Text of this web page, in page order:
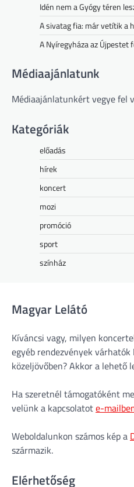
Idén nem a Gyógy téren
A sivatag fia: már vetítik a
A Nyíregyháza az Újpestet
Médiaajánlatunk
Médiaajánlatunkért vegye fel
Kategóriák
előadás
hírek
koncert
mozi
promóció
sport
színház
Magyar Lelátó
Kíváncsi vagy, milyen
egyéb rendezvények várhatók
közeljövőben? Akkor a lehető
Ha szeretnél támogatóként
velünk a kapcsolatote-
Weboldalunkon számos kép a
származik.
Elérhetőség